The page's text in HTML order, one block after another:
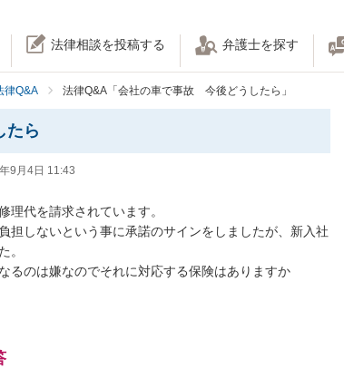
法律相談を投稿する 弁護士を探す
律Q&A 法律Q&A「会社の車で事故 今後どうしたら」
たら
9月4日 11:43
理代を請求されています。
担しないという事に承諾のサインをしましたが、新入社
。